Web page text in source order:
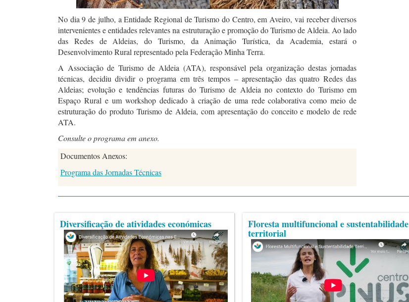
No dia 9 de julho, a Entidade Regional de Turismo do Centro, em Aveiro, vai receber diversos
intervenientes e entidades relevantes na estruturação e promoção do Turismo de Aldeia. Ao lado
das Redes de Aldeias, do Turismo, da Animação Turística, da Academia, estará o
Desenvolvimento Rural representado pela Federação Minha Terra.
A Associação de Turismo de Aldeia (ATA), responsável pela organização destas jornadas
técnicas, decidiu dividir o programa em três tempos – apresentação das quatro Redes das
Aldeias; evolução e tendências futuras do Turismo de Aldeia no contexto do Turismo em
Espaço Rural e um workshop dedicado à criação de uma rede colaborativa como meio de
estruturação do produto Turismo de Aldeia, com apresentação do conceito e modelo de rede
ATA.
Consulte o programa em anexo.
Documentos Anexos:
Programa das Jornadas Técnicas
Diversificação de atividades económicas Floresta multifuncional e sustentabilidade
territorial